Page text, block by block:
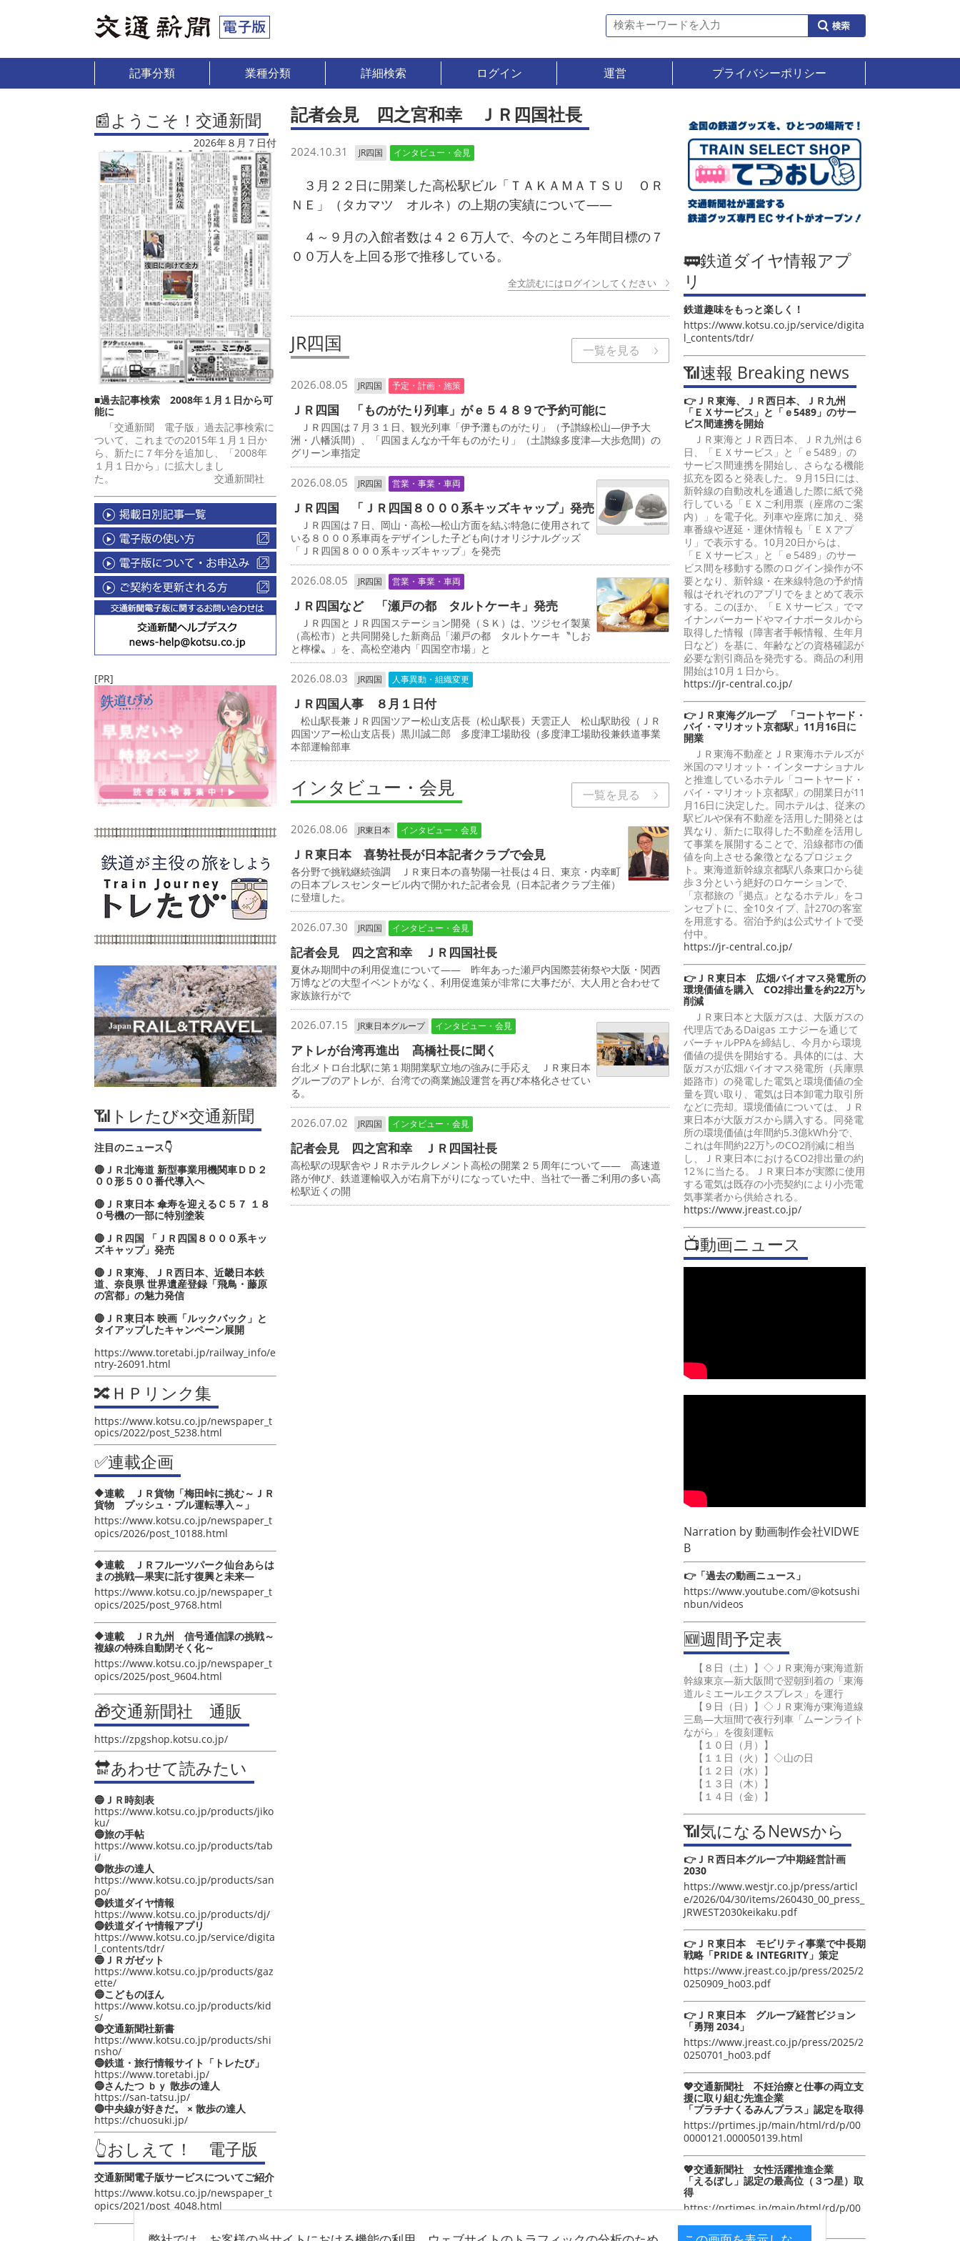
記事分類 業種分類 詳細検索 ログイン 運営 プライバシーポリシー
📰ようこそ！交通新聞
2026年８月７日付
■過去記事検索 2008年１月１日から可
能に
「交通新聞 電子版」過去記事検索に
ついて、これまでの2015年１月１日か
ら、新たに７年分を追加し、「2008年
１月１日から」に拡大しまし
た。 交通新聞社
[PR]
📶トレたび×交通新聞
注目のニュース👇
🔴ＪＲ北海道 新型事業用機関車ＤＤ２
００形５００番代導入へ
🔴ＪＲ東日本 傘寿を迎えるＣ５７ １８
０号機の一部に特別塗装
🔴ＪＲ四国 「ＪＲ四国８０００系キッ
ズキャップ」発売
🔴ＪＲ東海、ＪＲ西日本、近畿日本鉄
道、奈良県 世界遺産登録「飛鳥・藤原
の宮都」の魅力発信
🔴ＪＲ東日本 映画「ルックバック」と
タイアップしたキャンペーン展開
https://www.toretabi.jp/railway_info/e
ntry-26091.html
🔀ＨＰリンク集
https://www.kotsu.co.jp/newspaper_t
opics/2022/post_5238.html
✅連載企画
🔶連載 ＪＲ貨物「梅田峠に挑む～ＪＲ
貨物 プッシュ・プル運転導入～」
https://www.kotsu.co.jp/newspaper_t
opics/2026/post_10188.html
🔶連載 ＪＲフルーツパーク仙台あらは
まの挑戦―果実に託す復興と未来―
https://www.kotsu.co.jp/newspaper_t
opics/2025/post_9768.html
🔶連載 ＪＲ九州 信号通信課の挑戦～
複線の特殊自動閉そく化～
https://www.kotsu.co.jp/newspaper_t
opics/2025/post_9604.html
🎁交通新聞社 通販
https://zpgshop.kotsu.co.jp/
🔛あわせて読みたい
🔵ＪＲ時刻表
https://www.kotsu.co.jp/products/jiko
ku/
🔵旅の手帖
https://www.kotsu.co.jp/products/tab
i/
🔵散歩の達人
https://www.kotsu.co.jp/products/san
po/
🔵鉄道ダイヤ情報
https://www.kotsu.co.jp/products/dj/
🔵鉄道ダイヤ情報アプリ
https://www.kotsu.co.jp/service/digita
l_contents/tdr/
🔵ＪＲガゼット
https://www.kotsu.co.jp/products/gaz
ette/
🔵こどものほん
https://www.kotsu.co.jp/products/kid
s/
🔵交通新聞社新書
https://www.kotsu.co.jp/products/shi
nsho/
🔵鉄道・旅行情報サイト「トレたび」
https://www.toretabi.jp/
🔵さんたつ ｂｙ 散歩の達人
https://san-tatsu.jp/
🔵中央線が好きだ。 × 散歩の達人
https://chuosuki.jp/
👆おしえて！ 電子版
交通新聞電子版サービスについてご紹介
https://www.kotsu.co.jp/newspaper_t
opics/2021/post_4048.html
記者会見 四之宮和幸 ＪＲ四国社長
2024.10.31 JR四国 インタビュー・会見
３月２２日に開業した高松駅ビル「ＴＡＫＡＭＡＴＳＵ ＯＲ
ＮＥ」（タカマツ オルネ）の上期の実績について――
４～９月の入館者数は４２６万人で、今のところ年間目標の７
００万人を上回る形で推移している。
全文読むにはログインしてください
JR四国 一覧を見る
2026.08.05 JR四国 予定・計画・施策
ＪＲ四国 「ものがたり列車」がｅ５４８９で予約可能に
ＪＲ四国は７月３１日、観光列車「伊予灘ものがたり」（予讃線松山―伊予大
洲・八幡浜間）、「四国まんなか千年ものがたり」（土讃線多度津―大歩危間）の
グリーン車指定
2026.08.05 JR四国 営業・事業・車両
ＪＲ四国 「ＪＲ四国８０００系キッズキャップ」発売
ＪＲ四国は７日、岡山・高松―松山方面を結ぶ特急に使用されて
いる８０００系車両をデザインした子ども向けオリジナルグッズ
「ＪＲ四国８０００系キッズキャップ」を発売
2026.08.05 JR四国 営業・事業・車両
ＪＲ四国など 「瀬戸の都 タルトケーキ」発売
ＪＲ四国とＪＲ四国ステーション開発（ＳＫ）は、ツジセイ製菓
（高松市）と共同開発した新商品「瀬戸の都 タルトケーキ〝しお
と檸檬〟」を、高松空港内「四国空市場」と
2026.08.03 JR四国 人事異動・組織変更
ＪＲ四国人事 ８月１日付
松山駅長兼ＪＲ四国ツアー松山支店長（松山駅長）天雲正人 松山駅助役（ＪＲ
四国ツアー松山支店長）黒川誠二郎 多度津工場助役（多度津工場助役兼鉄道事業
本部運輸部車
インタビュー・会見 一覧を見る
2026.08.06 JR東日本 インタビュー・会見
ＪＲ東日本 喜㔟社長が日本記者クラブで会見
各分野で挑戦継続強調 ＪＲ東日本の喜㔟陽一社長は４日、東京・内幸町
の日本プレスセンタービル内で開かれた記者会見（日本記者クラブ主催）
に登壇した。
2026.07.30 JR四国 インタビュー・会見
記者会見 四之宮和幸 ＪＲ四国社長
夏休み期間中の利用促進について―― 昨年あった瀬戸内国際芸術祭や大阪・関西
万博などの大型イベントがなく、利用促進策が非常に大事だが、大人用と合わせて
家族旅行がで
2026.07.15 JR東日本グループ インタビュー・会見
アトレが台湾再進出 髙橋社長に聞く
台北メトロ台北駅に第１期開業駅立地の強みに手応え ＪＲ東日本
グループのアトレが、台湾での商業施設運営を再び本格化させてい
る。
2026.07.02 JR四国 インタビュー・会見
記者会見 四之宮和幸 ＪＲ四国社長
高松駅の現駅舎やＪＲホテルクレメント高松の開業２５周年について―― 高速道
路が伸び、鉄道運輸収入が右肩下がりになっていた中、当社で一番ご利用の多い高
松駅近くの開
🚃鉄道ダイヤ情報アプ
リ
鉄道趣味をもっと楽しく！
https://www.kotsu.co.jp/service/digita
l_contents/tdr/
📶速報 Breaking news
👉ＪＲ東海、ＪＲ西日本、ＪＲ九州
「ＥＸサービス」と「ｅ5489」のサー
ビス間連携を開始
ＪＲ東海とＪＲ西日本、ＪＲ九州は６
日、「ＥＸサービス」と「ｅ5489」の
サービス間連携を開始し、さらなる機能
拡充を図ると発表した。９月15日には、
新幹線の自動改札を通過した際に紙で発
行している「ＥＸご利用票（座席のご案
内）」を電子化。列車や座席に加え、発
車番線や遅延・運休情報も「ＥＸアプ
リ」で表示する。10月20日からは、
「ＥＸサービス」と「ｅ5489」のサー
ビス間を移動する際のログイン操作が不
要となり、新幹線・在来線特急の予約情
報はそれぞれのアプリでをまとめて表示
する。このほか、「ＥＸサービス」でマ
イナンバーカードやマイナポータルから
取得した情報（障害者手帳情報、生年月
日など）を基に、年齢などの資格確認が
必要な割引商品を発売する。商品の利用
開始は10月１日から。
https://jr-central.co.jp/
👉ＪＲ東海グループ 「コートヤード・
バイ・マリオット京都駅」11月16日に
開業
ＪＲ東海不動産とＪＲ東海ホテルズが
米国のマリオット・インターナショナル
と推進しているホテル「コートヤード・
バイ・マリオット京都駅」の開業日が11
月16日に決定した。同ホテルは、従来の
駅ビルや保有不動産を活用した開発とは
異なり、新たに取得した不動産を活用し
て事業を展開することで、沿線都市の価
値を向上させる象徴となるプロジェク
ト。東海道新幹線京都駅八条東口から徒
歩３分という絶好のロケーションで、
「京都旅の『拠点』となるホテル」をコ
ンセプトに、全10タイプ、計270の客室
を用意する。宿泊予約は公式サイトで受
付中。
https://jr-central.co.jp/
👉ＪＲ東日本 広畑バイオマス発電所の
環境価値を購入 CO2排出量を約22万㌧
削減
ＪＲ東日本と大阪ガスは、大阪ガスの
代理店であるDaigas エナジーを通じて
バーチャルPPAを締結し、今月から環境
価値の提供を開始する。具体的には、大
阪ガスが広畑バイオマス発電所（兵庫県
姫路市）の発電した電気と環境価値の全
量を買い取り、電気は日本卸電力取引所
などに売却。環境価値については、ＪＲ
東日本が大阪ガスから購入する。同発電
所の環境価値は年間約5.3億kWh分で、
これは年間約22万㌧のCO2削減に相当
し、ＪＲ東日本におけるCO2排出量の約
12％に当たる。ＪＲ東日本が実際に使用
する電気は既存の小売契約により小売電
気事業者から供給される。
https://www.jreast.co.jp/
📺動画ニュース
Narration by動画制作会社VIDWE
B
👉「過去の動画ニュース」
https://www.youtube.com/@kotsushi
nbun/videos
🆕週間予定表
【８日（土）】◇ＪＲ東海が東海道新
幹線東京―新大阪間で翌朝到着の「東海
道ルミエールエクスプレス」を運行
【９日（日）】◇ＪＲ東海が東海道線
三島―大垣間で夜行列車「ムーンライト
ながら」を復刻運転
【１０日（月）】
【１１日（火）】◇山の日
【１２日（水）】
【１３日（木）】
【１４日（金）】
📶気になるNewsから
👉ＪＲ西日本グループ中期経営計画
2030
https://www.westjr.co.jp/press/articl
e/2026/04/30/items/260430_00_press_
JRWEST2030keikaku.pdf
👉ＪＲ東日本 モビリティ事業で中長期
戦略「PRIDE & INTEGRITY」策定
https://www.jreast.co.jp/press/2025/2
0250909_ho03.pdf
👉ＪＲ東日本 グループ経営ビジョン
「勇翔 2034」
https://www.jreast.co.jp/press/2025/2
0250701_ho03.pdf
💖交通新聞社 不妊治療と仕事の両立支
援に取り組む先進企業
「プラチナくるみんプラス」認定を取得
https://prtimes.jp/main/html/rd/p/00
0000121.000050139.html
💖交通新聞社 女性活躍推進企業
「えるぼし」認定の最高位（３つ星）取
得
https://prtimes.jp/main/html/rd/p/00